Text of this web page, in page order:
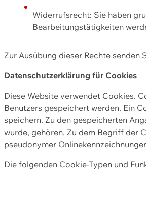
Widerrufsrecht: Sie haben
Bearbeitungstätigkeiten
Zur Ausübung dieser Rechte senden
Datenschutzerklärung für Cookies
Diese Website verwendet Cookies.
Benutzers gespeichert werden. Ein
speichern. Zu den gespeicherten
wurde, gehören. Zu dem Begriff der
pseudonymer
Die folgenden Cookie-Typen und